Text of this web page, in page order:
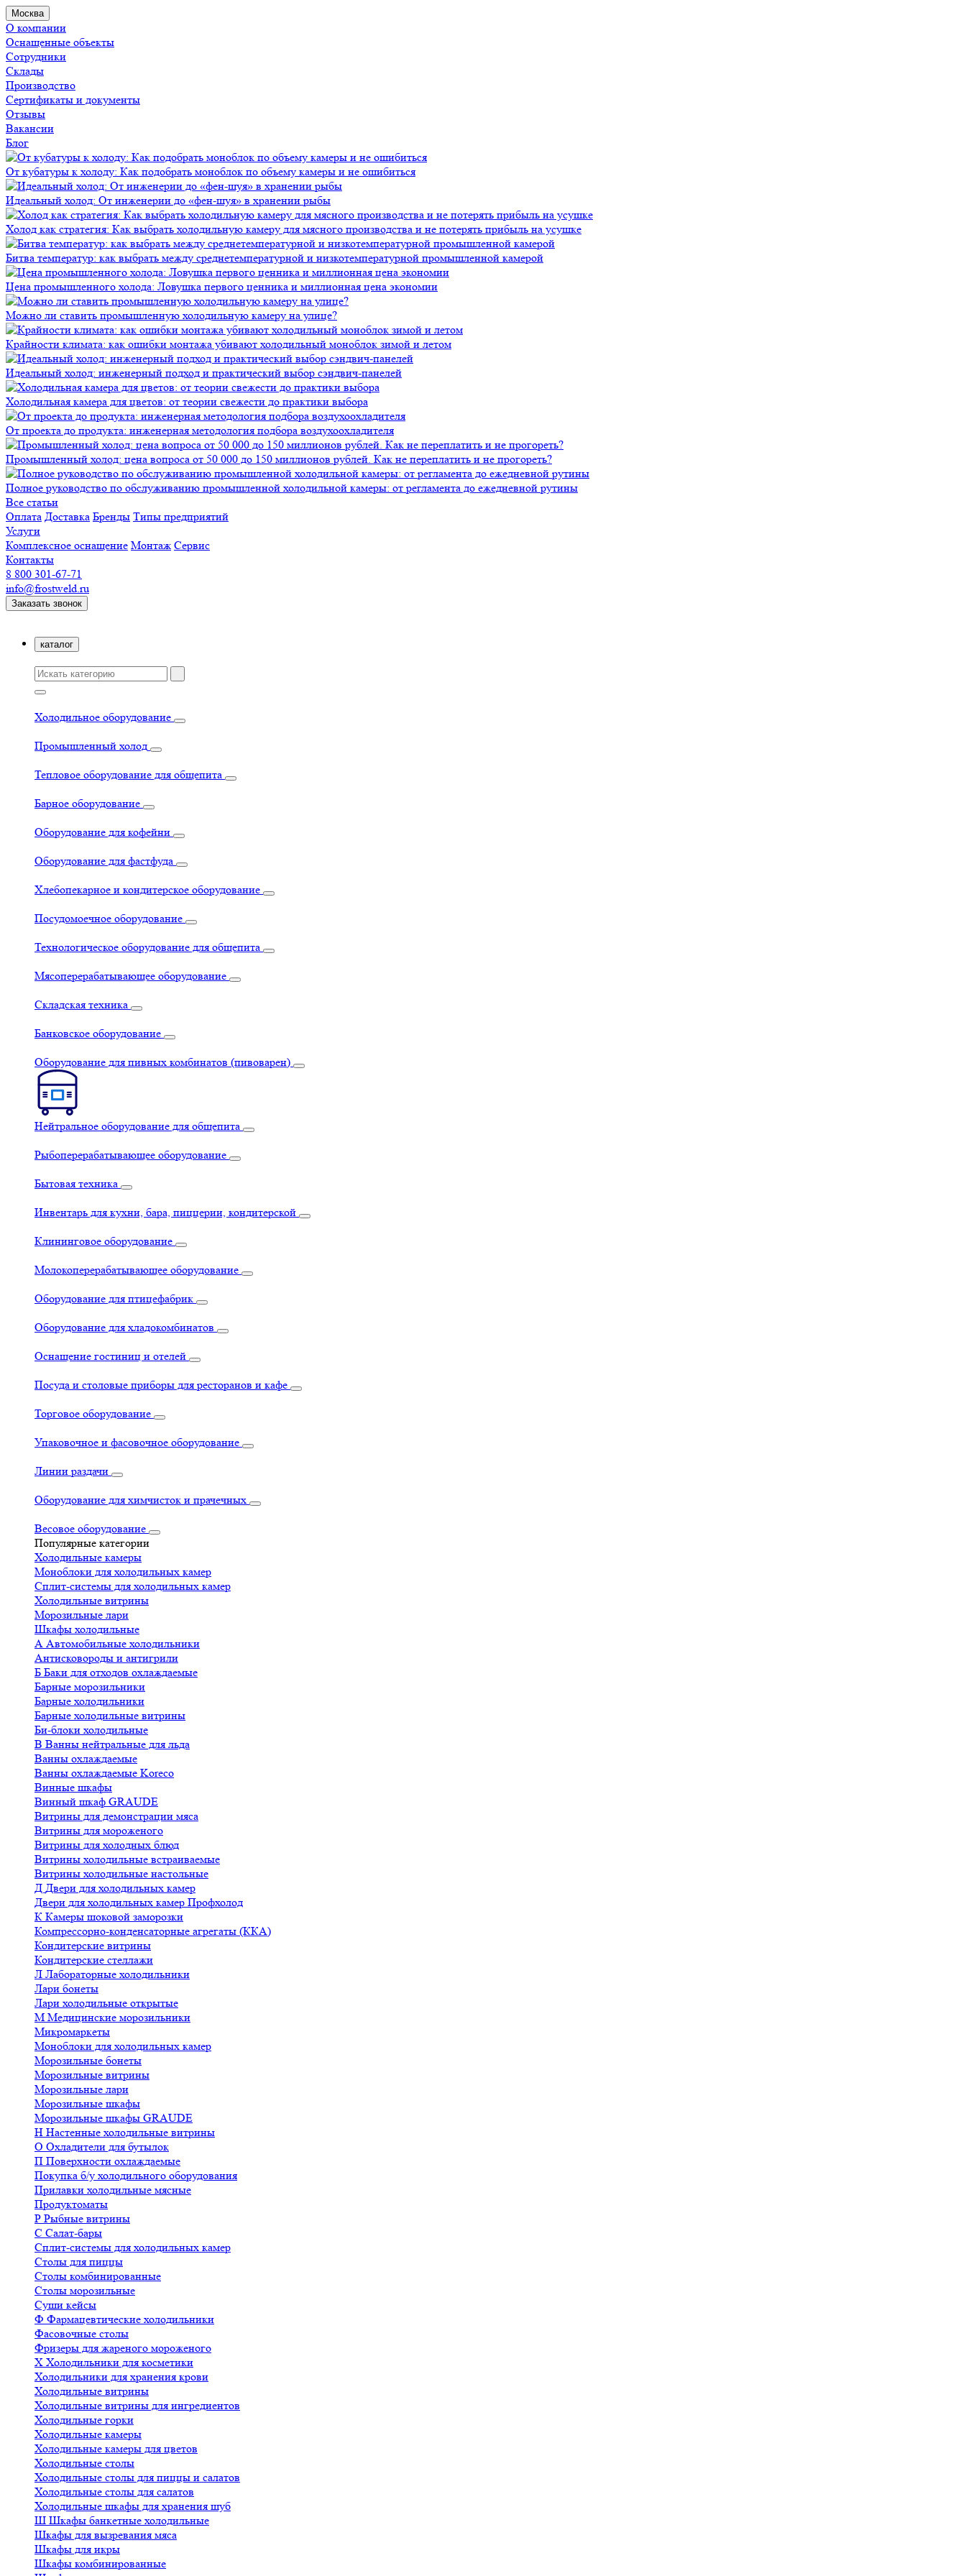
Москва
О компании
Оснащенные объекты
Сотрудники
Склады
Производство
Сертификаты и документы
Отзывы
Вакансии
Блог
От кубатуры к холоду: Как подобрать моноблок по объему камеры и не ошибиться
Идеальный холод: От инженерии до «фен-шуя» в хранении рыбы
Холод как стратегия: Как выбрать холодильную камеру для мясного производства и не потерять прибыль на усушке
Битва температур: как выбрать между среднетемпературной и низкотемпературной промышленной камерой
Цена промышленного холода: Ловушка первого ценника и миллионная цена экономии
Можно ли ставить промышленную холодильную камеру на улице?
Крайности климата: как ошибки монтажа убивают холодильный моноблок зимой и летом
Идеальный холод: инженерный подход и практический выбор сэндвич-панелей
Холодильная камера для цветов: от теории свежести до практики выбора
От проекта до продукта: инженерная методология подбора воздухоохладителя
Промышленный холод: цена вопроса от 50 000 до 150 миллионов рублей. Как не переплатить и не прогореть?
Полное руководство по обслуживанию промышленной холодильной камеры: от регламента до ежедневной рутины
Все статьи
Оплата Доставка Бренды Типы предприятий
Услуги
Комплексное оснащение Монтаж Сервис
Контакты
8 800 301-67-71
info@frostweld.ru
Заказать звонок
каталог
Холодильное оборудование
Промышленный холод
Тепловое оборудование для общепита
Барное оборудование
Оборудование для кофейни
Оборудование для фастфуда
Хлебопекарное и кондитерское оборудование
Посудомоечное оборудование
Технологическое оборудование для общепита
Мясоперерабатывающее оборудование
Складская техника
Банковское оборудование
Оборудование для пивных комбинатов (пивоварен)
Нейтральное оборудование для общепита
Рыбоперерабатывающее оборудование
Бытовая техника
Инвентарь для кухни, бара, пиццерии, кондитерской
Клининговое оборудование
Молокоперерабатывающее оборудование
Оборудование для птицефабрик
Оборудование для хладокомбинатов
Оснащение гостиниц и отелей
Посуда и столовые приборы для ресторанов и кафе
Торговое оборудование
Упаковочное и фасовочное оборудование
Линии раздачи
Оборудование для химчисток и прачечных
Весовое оборудование
Популярные категории
Холодильные камеры
Моноблоки для холодильных камер
Сплит-системы для холодильных камер
Холодильные витрины
Морозильные лари
Шкафы холодильные
А Автомобильные холодильники
Антисковороды и антигрили
Б Баки для отходов охлаждаемые
Барные морозильники
Барные холодильники
Барные холодильные витрины
Би-блоки холодильные
В Ванны нейтральные для льда
Ванны охлаждаемые
Ванны охлаждаемые Koreco
Винные шкафы
Винный шкаф GRAUDE
Витрины для демонстрации мяса
Витрины для мороженого
Витрины для холодных блюд
Витрины холодильные встраиваемые
Витрины холодильные настольные
Д Двери для холодильных камер
Двери для холодильных камер Профхолод
К Камеры шоковой заморозки
Компрессорно-конденсаторные агрегаты (ККА)
Кондитерские витрины
Кондитерские стеллажи
Л Лабораторные холодильники
Лари бонеты
Лари холодильные открытые
М Медицинские морозильники
Микромаркеты
Моноблоки для холодильных камер
Морозильные бонеты
Морозильные витрины
Морозильные лари
Морозильные шкафы
Морозильные шкафы GRAUDE
Н Настенные холодильные витрины
О Охладители для бутылок
П Поверхности охлаждаемые
Покупка б/у холодильного оборудования
Прилавки холодильные мясные
Продуктоматы
Р Рыбные витрины
С Салат-бары
Сплит-системы для холодильных камер
Столы для пиццы
Столы комбинированные
Столы морозильные
Суши кейсы
Ф Фармацевтические холодильники
Фасовочные столы
Фризеры для жареного мороженого
Х Холодильники для косметики
Холодильники для хранения крови
Холодильные витрины
Холодильные витрины для ингредиентов
Холодильные горки
Холодильные камеры
Холодильные камеры для цветов
Холодильные столы
Холодильные столы для пиццы и салатов
Холодильные столы для салатов
Холодильные шкафы для хранения шуб
Ш Шкафы банкетные холодильные
Шкафы для вызревания мяса
Шкафы для икры
Шкафы комбинированные